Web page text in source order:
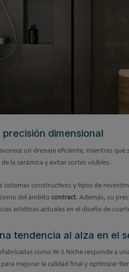
dimensional
un drenaje eficiente, mientras que
la cerámica y evitar cortes visibles.
sistemas constructivos y tipos de
del ámbito contract. Además, su
estéticas actuales en el diseño de
tendencia al alza en el
como W-S Niche responde a
para mejorar la calidad final y optimizar